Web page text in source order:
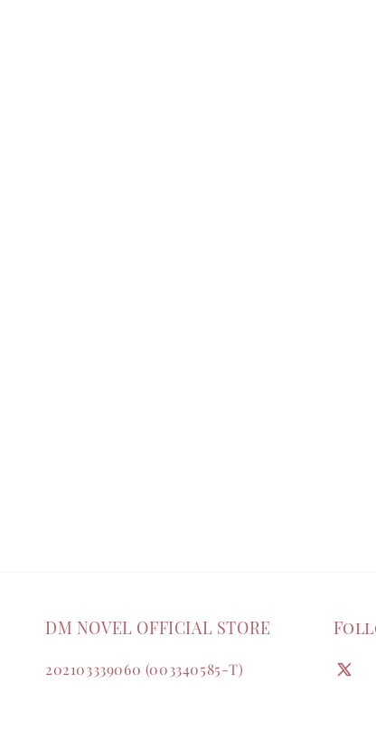
DM NOVEL OFFICIAL STORE
202103339060 (003340585-T)